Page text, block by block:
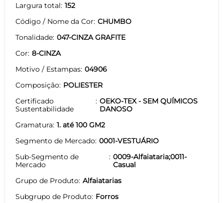
Largura total 152
Código / Nome da Cor CHUMBO
Tonalidade 047-CINZA GRAFITE
Cor 8-CINZA
Motivo / Estampas 04906
Composição POLIESTER
Certificado
Sustentabilidade
OEKO-TEX - SEM QUÍMICOS
DANOSO
Gramatura 1. até 100 GM2
Segmento de Mercado 0001-VESTUÁRIO
Sub-Segmento de
Mercado
0009-Alfaiataria;0011-
Casual
Grupo de Produto Alfaiatarias
Subgrupo de Produto Forros